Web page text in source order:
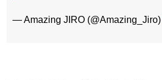
— Amazing JIRO (@Amazing_Jiro)